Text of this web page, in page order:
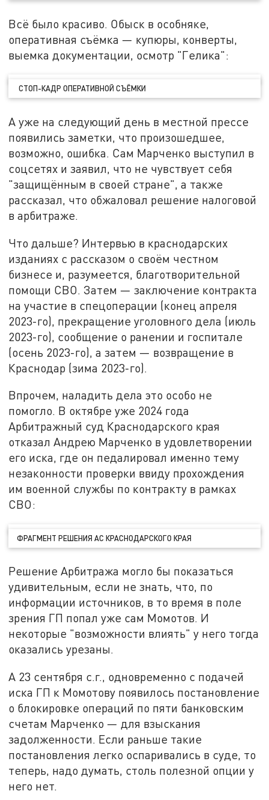
Всё было красиво. Обыск в особняке,
оперативная съёмка — купюры, конверты,
выемка документации, осмотр "Гелика":
СТОП-КАДР ОПЕРАТИВНОЙ СЪЁМКИ
А уже на следующий день в местной прессе
появились заметки, что произошедшее,
возможно, ошибка. Сам Марченко выступил в
соцсетях и заявил, что не чувствует себя
"защищённым в своей стране", а также
рассказал, что обжаловал решение налоговой
в арбитраже.
Что дальше? Интервью в краснодарских
изданиях с рассказом о своём честном
бизнесе и, разумеется, благотворительной
помощи СВО. Затем — заключение контракта
на участие в спецоперации (конец апреля
2023-го), прекращение уголовного дела (июль
2023-го), сообщение о ранении и госпитале
(осень 2023-го), а затем — возвращение в
Краснодар (зима 2023-го).
Впрочем, наладить дела это особо не
помогло. В октябре уже 2024 года
Арбитражный суд Краснодарского края
отказал Андрею Марченко в удовлетворении
его иска, где он педалировал именно тему
незаконности проверки ввиду прохождения
им военной службы по контракту в рамках
СВО:
ФРАГМЕНТ РЕШЕНИЯ АС КРАСНОДАРСКОГО КРАЯ
Решение Арбитража могло бы показаться
удивительным, если не знать, что, по
информации источников, в то время в поле
зрения ГП попал уже сам Момотов. И
некоторые "возможности влиять" у него тогда
оказались урезаны.
А 23 сентября с.г., одновременно с подачей
иска ГП к Момотову появилось постановление
о блокировке операций по пяти банковским
счетам Марченко — для взыскания
задолженности. Если раньше такие
постановления легко оспаривались в суде, то
теперь, надо думать, столь полезной опции у
него нет.